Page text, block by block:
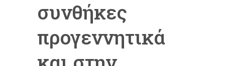
συνθήκες
προγεννητικά